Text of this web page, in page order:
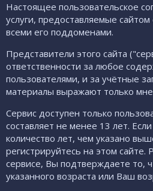
Настоящее пользовательское
услуги, предоставляемые
всеми его поддоменами.
Представители этого сайта
ответственности за любое
пользователями, и за учётные
материалы выражают только
Сервис доступен только
составляет не менее 13 лет.
количество лет, чем указано
регистрируйтесь на этом сайте.
сервисе, Вы подтверждаете то,
указанного возраста или Ваш